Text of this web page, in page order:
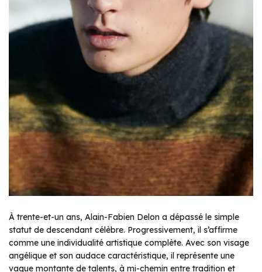
À trente-et-un ans, Alain-Fabien Delon a dépassé le simple
statut de descendant célèbre. Progressivement, il s’affirme
comme une individualité artistique complète. Avec son visage
angélique et son audace caractéristique, il représente une
vague montante de talents, à mi-chemin entre tradition et